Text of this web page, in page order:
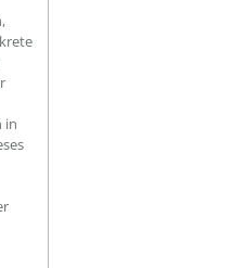
in